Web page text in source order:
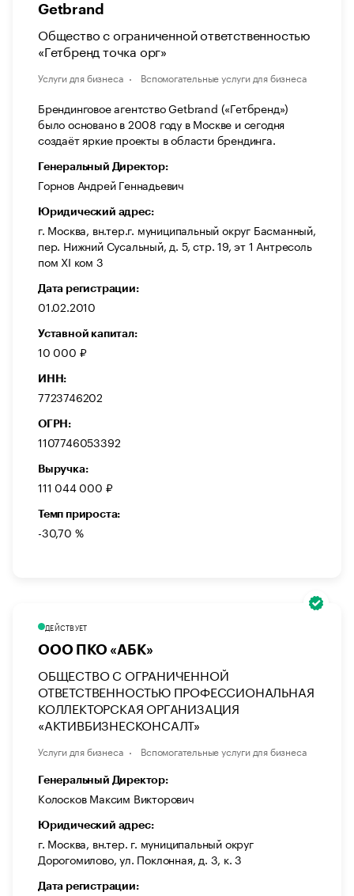
Getbrand
Общество с ограниченной ответственностью
«Гетбренд точка орг»
Услуги для бизнеса Вспомогательные услуги для бизнеса
Брендинговое агентство Getbrand («Гетбренд»)
было основано в 2008 году в Москве и сегодня
создаёт яркие проекты в области брендинга.
Генеральный Директор:
Горнов Андрей Геннадьевич
Юридический адрес:
г. Москва, вн.тер.г. муниципальный округ Басманный,
пер. Нижний Сусальный, д. 5, стр. 19, эт 1 Антресоль
пом XI ком 3
Дата регистрации:
01.02.2010
Уставной капитал:
10 000 ₽
ИНН:
7723746202
ОГРН:
1107746053392
Выручка:
111 044 000 ₽
Темп прироста:
-30,70 %
ДЕЙСТВУЕТ
ООО ПКО «АБК»
ОБЩЕСТВО С ОГРАНИЧЕННОЙ
ОТВЕТСТВЕННОСТЬЮ ПРОФЕССИОНАЛЬНАЯ
КОЛЛЕКТОРСКАЯ ОРГАНИЗАЦИЯ
«АКТИВБИЗНЕСКОНСАЛТ»
Услуги для бизнеса Вспомогательные услуги для бизнеса
Генеральный Директор:
Колосков Максим Викторович
Юридический адрес:
г. Москва, вн.тер. г. муниципальный округ
Дорогомилово, ул. Поклонная, д. 3, к. 3
Дата регистрации: